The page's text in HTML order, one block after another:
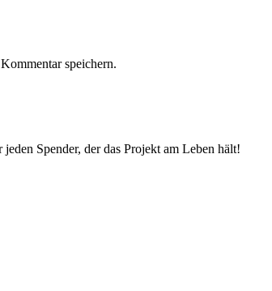
speichern.
Spender, der das Projekt am Leben hält!